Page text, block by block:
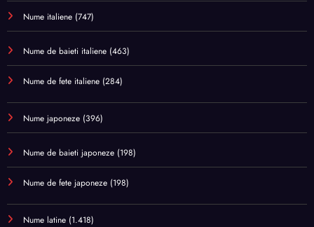
Nume italiene (747)
Nume de baieti italiene (463)
Nume de fete italiene (284)
Nume japoneze (396)
Nume de baieti japoneze (198)
Nume de fete japoneze (198)
Nume latine (1.418)